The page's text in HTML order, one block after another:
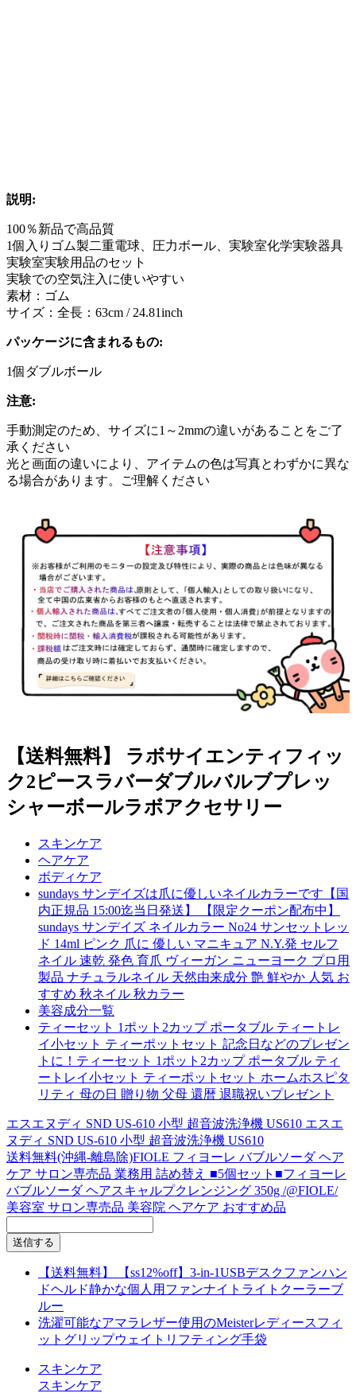
説明:
100％新品で高品質
1個入りゴム製二重電球、圧力ボール、実験室化学実験器具
実験室実験用品のセット
実験での空気注入に使いやすい
素材：ゴム
サイズ：全長：63cm / 24.81inch
パッケージに含まれるもの:
1個ダブルボール
注意:
手動測定のため、サイズに1～2mmの違いがあることをご了
承ください
光と画面の違いにより、アイテムの色は写真とわずかに異な
る場合があります。ご理解ください
【送料無料】 ラボサイエンティフィッ
ク2ピースラバーダブルバルブプレッ
シャーボールラボアクセサリー
スキンケア
ヘアケア
ボディケア
sundays サンデイズは爪に優しいネイルカラーです【国
内正規品 15:00迄当日発送】 【限定クーポン配布中】
sundays サンデイズ ネイルカラー No24 サンセットレッ
ド 14ml ピンク 爪に 優しい マニキュア N.Y.発 セルフ
ネイル 速乾 発色 育爪 ヴィーガン ニューヨーク プロ用
製品 ナチュラルネイル 天然由来成分 艶 鮮やか 人気 お
すすめ 秋ネイル 秋カラー
美容成分一覧
ティーセット 1ポット2カップ ポータブル ティートレ
イ小セット ティーポットセット 記念日などのプレゼン
トに！ティーセット 1ポット2カップ ポータブル ティ
ートレイ小セット ティーポットセット ホームホスピタ
リティ 母の日 贈り物 父母 還暦 退職祝いプレゼント
エスエヌディ SND US-610 小型 超音波洗浄機 US610 エスエ
ヌディ SND US-610 小型 超音波洗浄機 US610
送料無料(沖縄-離島除)FIOLE フィヨーレ バブルソーダ ヘア
ケア サロン専売品 業務用 詰め替え ■5個セット■フィヨーレ
バブルソーダ ヘアスキャルプクレンジング 350g /@FIOLE/
美容室 サロン専売品 美容院 ヘアケア おすすめ品
【送料無料】 【ss12%off】3-in-1USBデスクファンハン
ドヘルド静かな個人用ファンナイトライトクーラーブ
ルー
洗濯可能なアマラレザー使用のMeisterレディースフィ
ットグリップウェイトリフティング手袋
スキンケア
スキンケア